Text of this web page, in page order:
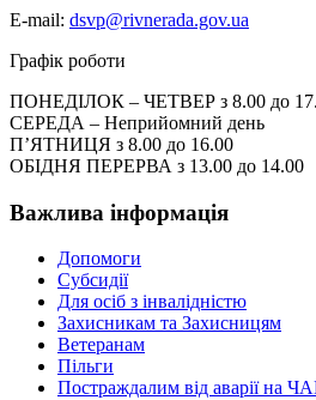
E-mail: dsvp@rivnerada.gov.ua
Графік роботи
ПОНЕДІЛОК – ЧЕТВЕР з 8.00 до
СЕРЕДА – Неприйомний день
П’ЯТНИЦЯ з 8.00 до 16.00
ОБІДНЯ ПЕРЕРВА з 13.00 до 14.00
Важлива інформація
Допомоги
Субсидії
Для осіб з інвалідністю
Захисникам та Захисницям
Ветеранам
Пільги
Постраждалим від аварії на